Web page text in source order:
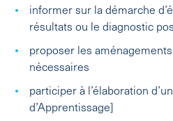
informer sur la démarche
résultats ou le diagnostic
proposer les
nécessaires
participer à l’élaboration
d’Apprentissage]